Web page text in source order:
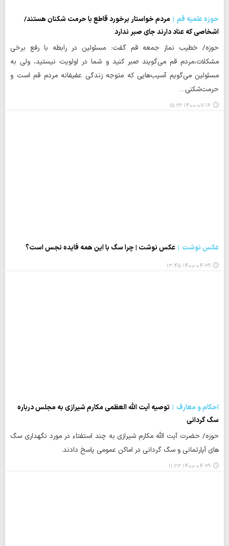
حوزه علمیه قم
مردم خواستار برخورد قاطع با حرمت شکنان هستند/
اشخاصی که عناد دارند جای صبر ندارد
حوزه/ خطیب نماز جمعه قم گفت: مسئولین در رابطه با رفع برخی
مشکلات،مردم قم می‌گویند صبر کنید و شما در اولویت نیستید، ولی به
مسئولین می‌گویم آسیب‌هایی که متوجه زندگی عفیفانه مردم قم است و
حرمت‌شکنی…
۱۴۰۰-۰۷-۱۶ ۱۵:۲۶
عکس نوشت عکس نوشت | چرا سگ با این همه فایده نجس است؟
۱۴۰۰-۰۴-۲۹ ۱۳:۴۵
احکام و معارف
توصیه آیت الله العظمی مکارم شیرازی به مجلس درباره
سگ گردانی
حوزه/ حضرت آیت الله مکارم شیرازی به چند استفتاء در مورد نگهداری سگ
های آپارتمانی و سگ گردانی در اماکن عمومی پاسخ دادند.
۱۴۰۰-۰۴-۲۹ ۱۱:۲۳